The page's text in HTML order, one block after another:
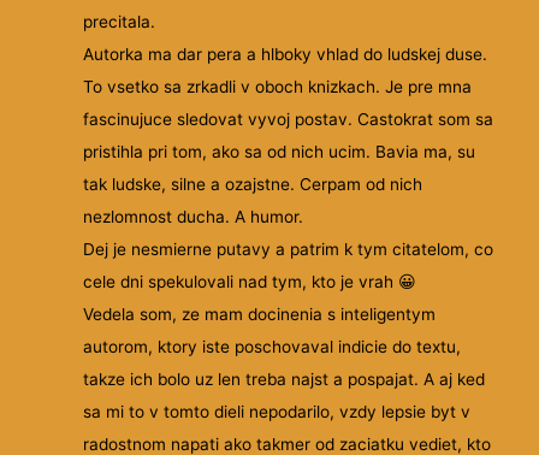
precitala.
Autorka ma dar pera a hlboky vhlad do ludskej duse.
To vsetko sa zrkadli v oboch knizkach. Je pre mna
fascinujuce sledovat vyvoj postav. Castokrat som sa
pristihla pri tom, ako sa od nich ucim. Bavia ma, su
tak ludske, silne a ozajstne. Cerpam od nich
nezlomnost ducha. A humor.
Dej je nesmierne putavy a patrim k tym citatelom, co
cele dni spekulovali nad tym, kto je vrah 😀
Vedela som, ze mam docinenia s inteligentym
autorom, ktory iste poschovaval indicie do textu,
takze ich bolo uz len treba najst a pospajat. A aj ked
sa mi to v tomto dieli nepodarilo, vzdy lepsie byt v
radostnom napati ako takmer od zaciatku vediet, kto